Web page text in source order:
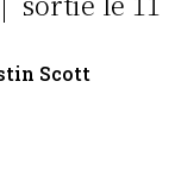
Scott